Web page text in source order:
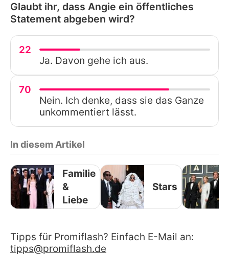
Glaubt ihr, dass Angie ein öffentliches
Statement abgeben wird?
22
Ja. Davon gehe ich aus.
70
Nein. Ich denke, dass sie das Ganze
unkommentiert lässt.
In diesem Artikel
Familie
&
Liebe
Stars
Tipps für Promiflash? Einfach E-Mail an:
tipps@promiflash.de